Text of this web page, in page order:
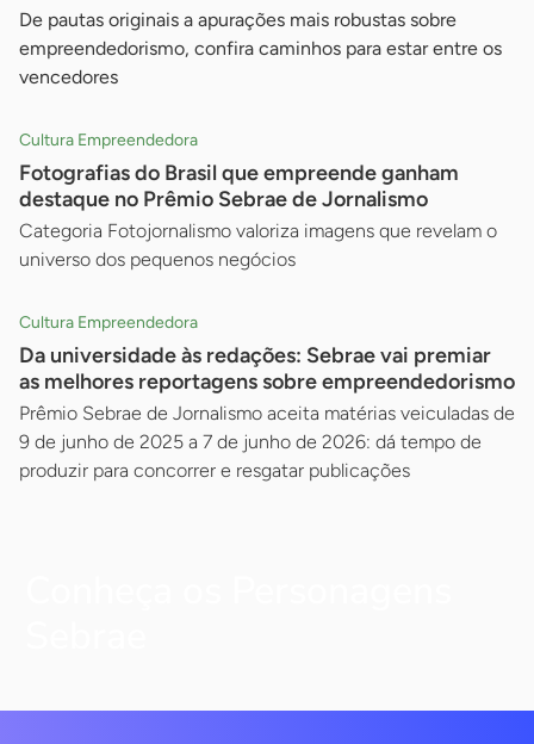
De pautas originais a apurações mais robustas sobre
empreendedorismo, confira caminhos para estar entre os
vencedores
Cultura Empreendedora
Fotografias do Brasil que empreende ganham
destaque no Prêmio Sebrae de Jornalismo
Categoria Fotojornalismo valoriza imagens que revelam o
universo dos pequenos negócios
Cultura Empreendedora
Da universidade às redações: Sebrae vai premiar
as melhores reportagens sobre empreendedorismo
Prêmio Sebrae de Jornalismo aceita matérias veiculadas de
9 de junho de 2025 a 7 de junho de 2026: dá tempo de
produzir para concorrer e resgatar publicações